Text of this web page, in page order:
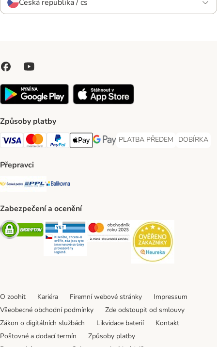
Česká republika / cs
Způsoby platby
Visa Payment Method
Mastercard Payment Method
PayPal Payment Method
Apple pay Payment Method
GooglePay Payment Method
PLATBA PŘEDEM
PLATBA PŘEDEM Payment
DOBÍRKA
DOBÍRKA
Přepravci
Česká pošta Shipping Method
PPL Shipping Method
Balíkovna Shipping Method
Zabezpečení a ocenění
Security Security Security
O zoohit Kariéra Firemní webové stránky
Impressum
Všeobecné obchodní podmínky
Zde odstoupit od smlouvy
Zákon o digitálních službách
Likvidace baterií
Kontakt
Poštovné a dodací termín
Způsoby platby